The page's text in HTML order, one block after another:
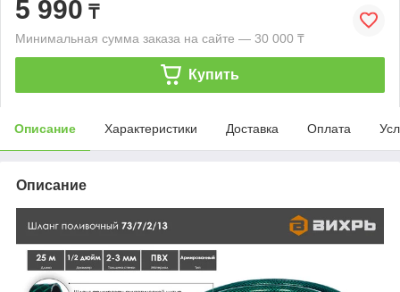
5 990 ₸
Минимальная сумма заказа на сайте — 30 000 ₸
Купить
Описание Характеристики Доставка Оплата
Описание